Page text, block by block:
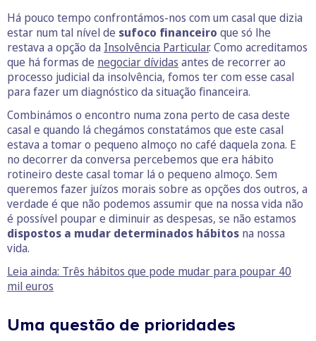
Há pouco tempo confrontámos-nos com um casal que dizia
estar num tal nível de sufoco financeiro que só lhe
restava a opção da Insolvência Particular. Como acreditamos
que há formas de negociar dívidas antes de recorrer ao
processo judicial da insolvência, fomos ter com esse casal
para fazer um diagnóstico da situação financeira.
Combinámos o encontro numa zona perto de casa deste
casal e quando lá chegámos constatámos que este casal
estava a tomar o pequeno almoço no café daquela zona. E
no decorrer da conversa percebemos que era hábito
rotineiro deste casal tomar lá o pequeno almoço. Sem
queremos fazer juízos morais sobre as opções dos outros, a
verdade é que não podemos assumir que na nossa vida não
é possível poupar e diminuir as despesas, se não estamos
dispostos a mudar determinados hábitos na nossa
vida.
Leia ainda: Três hábitos que pode mudar para poupar 40
mil euros
Uma questão de prioridades